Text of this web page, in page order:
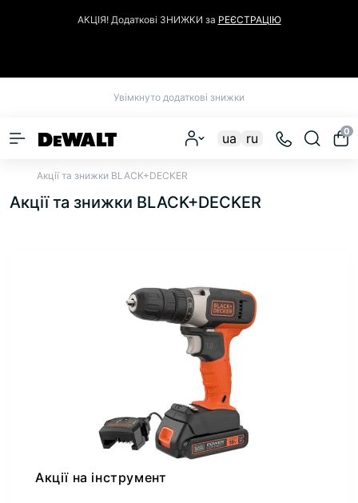
АКЦІЯ! Додаткові ЗНИЖКИ за РЕЄСТРАЦІЮ
Увімкнуто додаткові знижки
ua ru 0
Акції та знижки BLACK+DECKER
Акції та знижки BLACK+DECKER
Акції на інструмент